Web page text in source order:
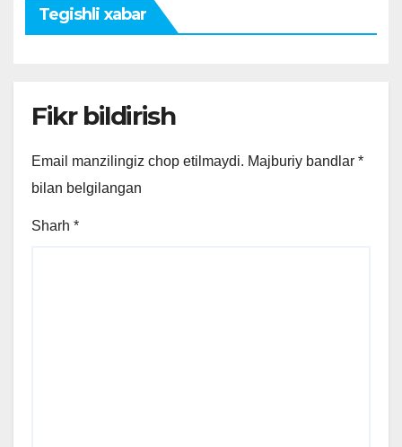
Tegishli xabar
Fikr bildirish
Email manzilingiz chop etilmaydi. Majburiy bandlar *
bilan belgilangan
Sharh *